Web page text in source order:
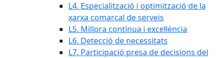
L4. Especialització i optimització de la
xarxa comarcal de serveis
L5. Millora contínua i excel·lència
L6. Detecció de necessitats
L7. Participació presa de decisions del